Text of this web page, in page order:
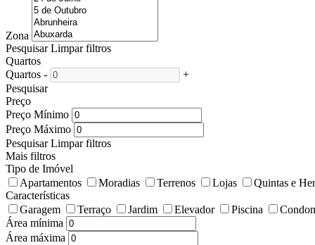
Zona
Pesquisar Limpar filtros
Quartos
Quartos -
+
Pesquisar
Preço
Preço Mínimo
Preço Máximo
Pesquisar Limpar filtros
Mais filtros
Tipo de Imóvel
Apartamentos
Moradias Terrenos Lojas
Quintas e
Características
Garagem
Terraço Jardim Elevador Piscina
Área mínima
Área máxima